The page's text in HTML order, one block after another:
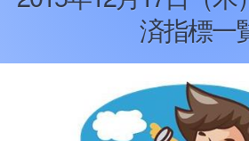
済指標一